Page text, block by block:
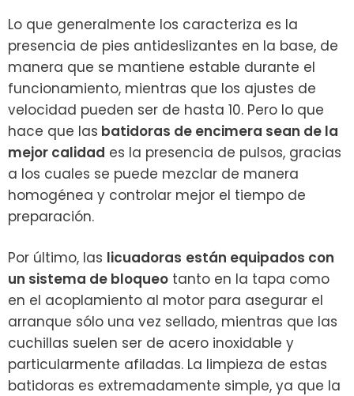
Lo que generalmente los caracteriza es la
presencia de pies antideslizantes en la base, de
manera que se mantiene estable durante el
funcionamiento, mientras que los ajustes de
velocidad pueden ser de hasta 10. Pero lo que
hace que las batidoras de encimera sean de la
mejor calidad es la presencia de pulsos, gracias
a los cuales se puede mezclar de manera
homogénea y controlar mejor el tiempo de
preparación.
Por último, las licuadoras están equipados con
un sistema de bloqueo tanto en la tapa como
en el acoplamiento al motor para asegurar el
arranque sólo una vez sellado, mientras que las
cuchillas suelen ser de acero inoxidable y
particularmente afiladas. La limpieza de estas
batidoras es extremadamente simple, ya que la